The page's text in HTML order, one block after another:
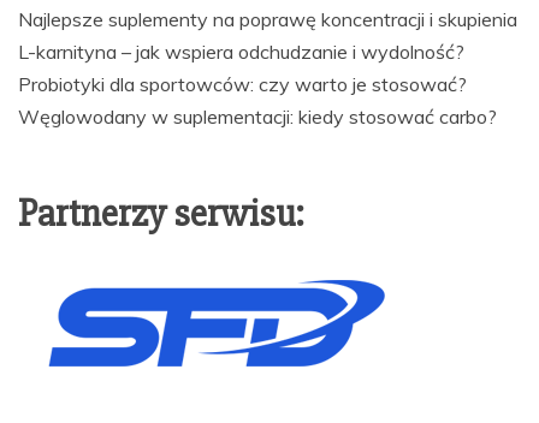
Najlepsze suplementy na poprawę koncentracji i skupienia
L-karnityna – jak wspiera odchudzanie i wydolność?
Probiotyki dla sportowców: czy warto je stosować?
Węglowodany w suplementacji: kiedy stosować carbo?
Partnerzy serwisu: